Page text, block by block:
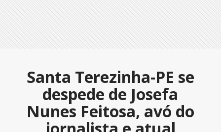
Santa Terezinha-PE se
despede de Josefa
Nunes Feitosa, avó do